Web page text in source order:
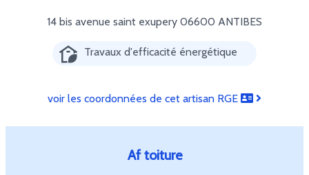
14 bis avenue saint exupery 06600 ANTIBES
Travaux d'efficacité énergétique
voir les coordonnées de cet artisan RGE
Af toiture